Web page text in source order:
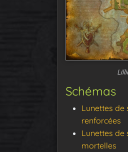
Schémas
Lunettes de
renforcées
Lunettes de
mortelles